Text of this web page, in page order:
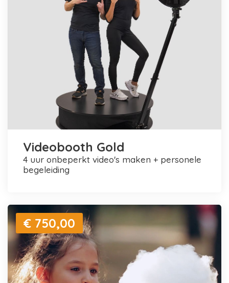
Videobooth Gold
4 uur onbeperkt video's maken + personele
begeleiding
€ 750,00